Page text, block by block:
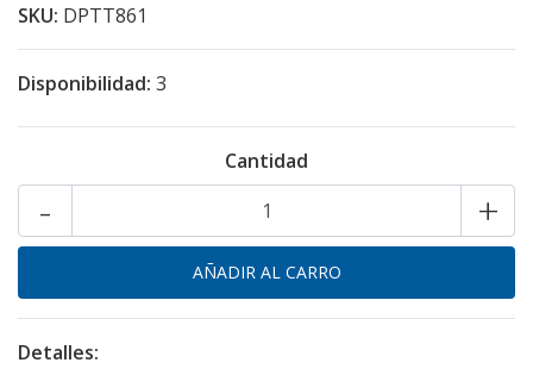
SKU: DPTT861
Disponibilidad: 3
Cantidad
+
-
Detalles: